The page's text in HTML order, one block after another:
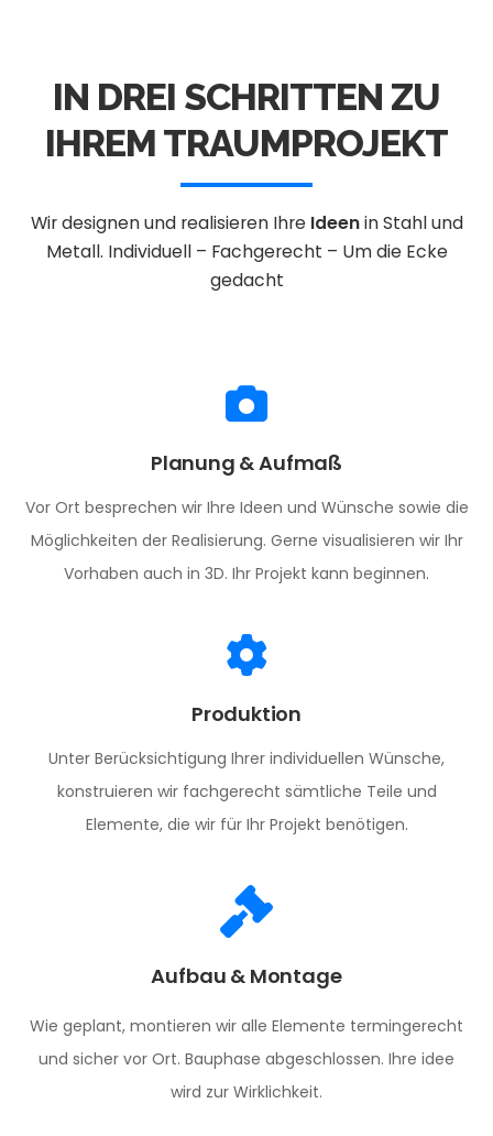
IN DREI SCHRITTEN ZU
IHREM TRAUMPROJEKT
Wir designen und realisieren Ihre Ideenin Stahl und
Metall. Individuell – Fachgerecht – Um die Ecke
gedacht
Planung & Aufmaß
Vor Ort besprechen wir Ihre Ideen und Wünsche sowie die
Möglichkeiten der Realisierung. Gerne visualisieren wir Ihr
Vorhaben auch in 3D. Ihr Projekt kann beginnen.
Produktion
Unter Berücksichtigung Ihrer individuellen Wünsche,
konstruieren wir fachgerecht sämtliche Teile und
Elemente, die wir für Ihr Projekt benötigen.
Aufbau & Montage
Wie geplant, montieren wir alle Elemente termingerecht
und sicher vor Ort. Bauphase abgeschlossen. Ihre idee
wird zur Wirklichkeit.